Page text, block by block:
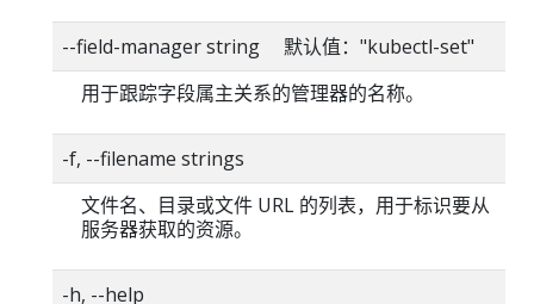
--field-manager string 默认值："kubectl-set"
用于跟踪字段属主关系的管理器的名称。
-f, --filename strings
文件名、目录或文件 URL 的列表，用于标识要从
服务器获取的资源。
-h, --help